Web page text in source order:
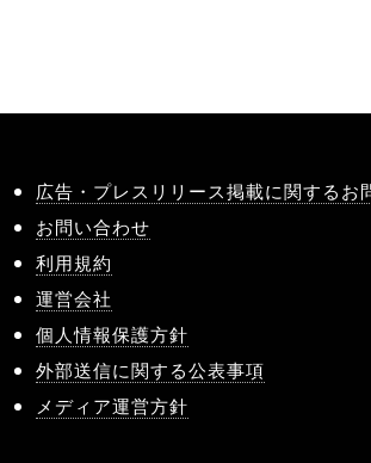
広告・プレスリリース掲載に関するお
お問い合わせ
利用規約
運営会社
個人情報保護方針
外部送信に関する公表事項
メディア運営方針